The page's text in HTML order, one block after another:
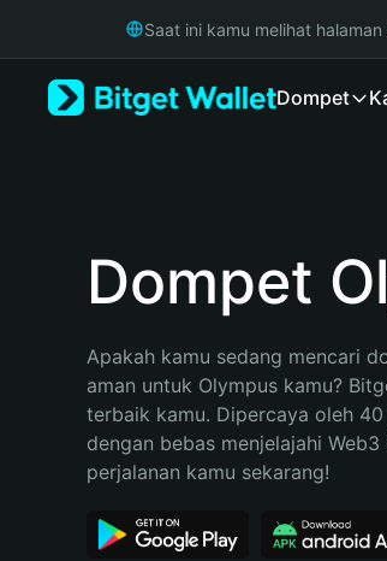
Русский
Bahasa Indonesia
Español (Argentina)
Saat ini kamu melihat halaman
Dompet
Dompet
Apakah kamu sedang mencari
aman untuk Olympus kamu?
terbaik kamu. Dipercaya oleh
dengan bebas menjelajahi
perjalanan kamu sekarang!